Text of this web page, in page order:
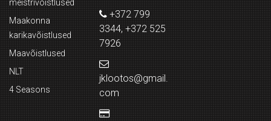
meistrivõistlused
Maakonna
karikavõistlused
Maavõistlused
NLT
4 Seasons
+372 799
3344, +372 525
7926
jklootos@gmail.
com